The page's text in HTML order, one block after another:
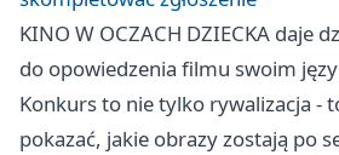
KINO W OCZACH DZIECKA daje
do opowiedzenia filmu swoim
Konkurs to nie tylko rywalizacja -
pokazać, jakie obrazy zostają po